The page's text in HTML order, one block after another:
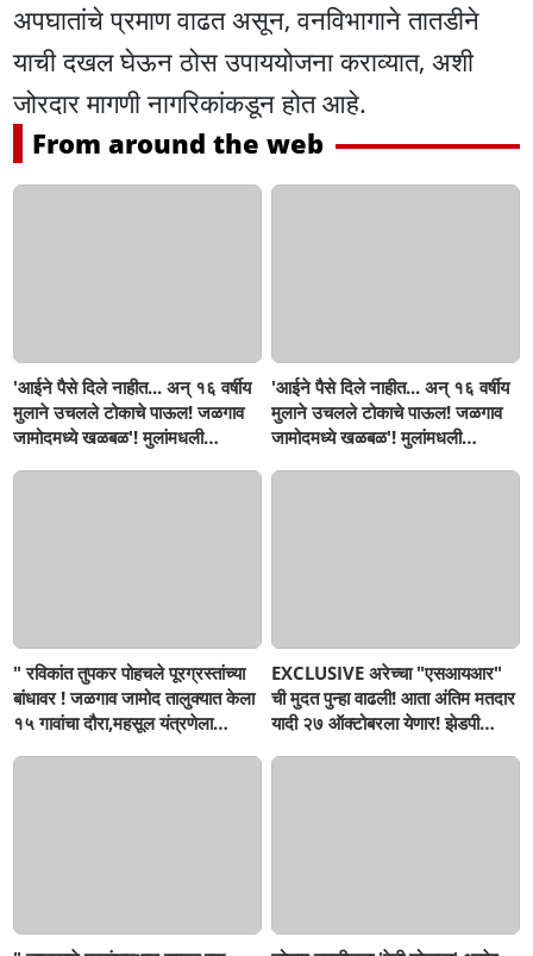
अपघातांचे प्रमाण वाढत असून, वनविभागाने तातडीने
याची दखल घेऊन ठोस उपाययोजना कराव्यात, अशी
जोरदार मागणी नागरिकांकडून होत आहे.
From around the web
'आईने पैसे दिले नाहीत... अन् १६ वर्षीय
मुलाने उचलले टोकाचे पाऊल! जळगाव
जामोदमध्ये खळबळ'! मुलांमधली
'आईने पैसे दिले नाहीत... अन् १६ वर्षीय
मुलाने उचलले टोकाचे पाऊल! जळगाव
जामोदमध्ये खळबळ'! मुलांमधली
" रविकांत तुपकर पोहचले पूरग्रस्तांच्या
बांधावर ! जळगाव जामोद तालुक्यात केला
१५ गावांचा दौरा,महसूल यंत्रणेला
EXCLUSIVE अरेच्चा "एसआयआर"
ची मुदत पुन्हा वाढली! आता अंतिम मतदार
यादी २७ ऑक्टोबरला येणार! झेडपी